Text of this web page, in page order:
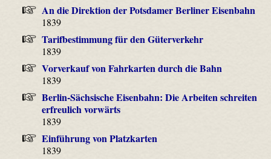
An die Direktion der Potsdamer Berliner Eisenbahn
1839
Tarifbestimmung für den Güterverkehr
1839
Vorverkauf von Fahrkarten durch die Bahn
1839
Berlin-Sächsische Eisenbahn: Die Arbeiten schreiten
erfreulich vorwärts
1839
Einführung von Platzkarten
1839